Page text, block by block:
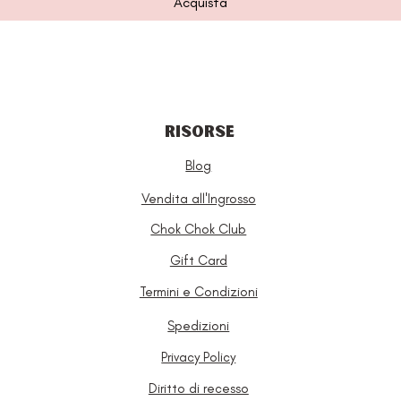
RISORSE
Blog
Vendita all'Ingrosso
Chok Chok Club
Gift Card
Termini e Condizioni
Spedizioni
Privacy Policy
Diritto di recesso